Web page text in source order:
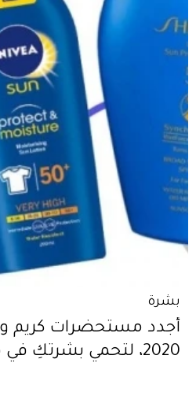
بشرة
أجدد مستحضرات
2020، لتحمي بشرتكِ في فصل الصيف